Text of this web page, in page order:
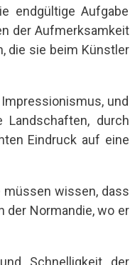
endgültige Aufgabe
der Aufmerksamkeit
die sie beim Künstler
und
durch
Eindruck auf eine
wissen, dass
der Normandie, wo er
Schnelligkeit der